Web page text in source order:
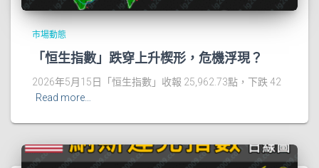
市場動態
「恒生指數」跌穿上升楔形，危機浮現？
2026年5月15日「恒生指數」收報 25,962.73點，下跌 42
Read more…